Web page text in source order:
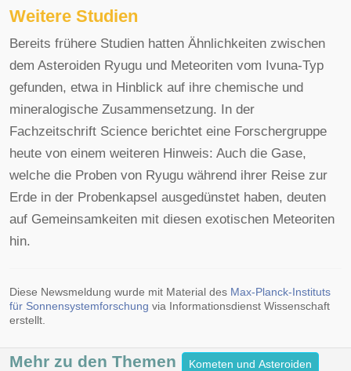
Weitere Studien
Bereits frühere Studien hatten Ähnlichkeiten zwischen
dem Asteroiden Ryugu und Meteoriten vom Ivuna-Typ
gefunden, etwa in Hinblick auf ihre chemische und
mineralogische Zusammensetzung. In der
Fachzeitschrift Science berichtet eine Forschergruppe
heute von einem weiteren Hinweis: Auch die Gase,
welche die Proben von Ryugu während ihrer Reise zur
Erde in der Probenkapsel ausgedünstet haben, deuten
auf Gemeinsamkeiten mit diesen exotischen Meteoriten
hin.
Diese Newsmeldung wurde mit Material des Max-Planck-Instituts
für Sonnensystemforschung via Informationsdienst Wissenschaft
erstellt.
Mehr zu den Themen
Kometen und Asteroiden